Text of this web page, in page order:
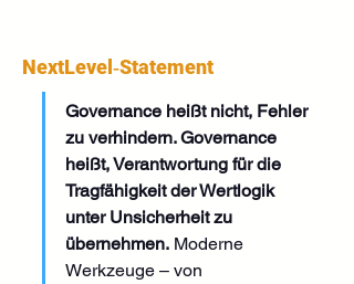
NextLevel‑Statement
Governance heißt nicht, Fehler
zu verhindern. Governance
heißt, Verantwortung für die
Tragfähigkeit der Wertlogik
unter Unsicherheit zu
übernehmen. Moderne
Werkzeuge – von